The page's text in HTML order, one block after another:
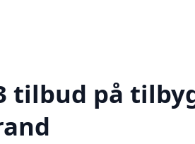
tilbud på